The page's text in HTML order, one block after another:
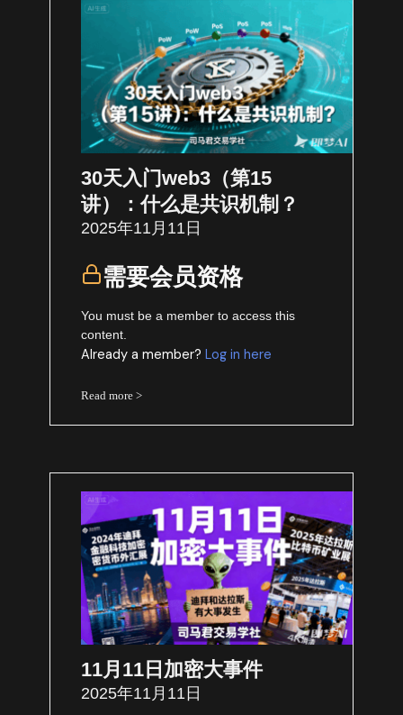
30天入门web3（第15
讲）：什么是共识机制？
2025年11月11日
需要会员资格
You must be a member to access this
content.
Already a member?Log in here
Read more >
11月11日加密大事件
2025年11月11日